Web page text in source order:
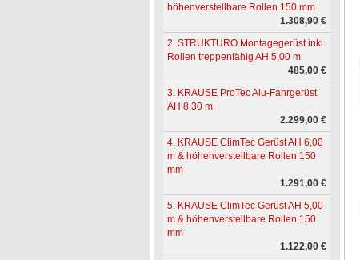
höhenverstellbare Rollen 150 mm
1.308,90 €
2. STRUKTURO Montagegerüst inkl.
Rollen treppenfähig AH 5,00 m
485,00 €
3. KRAUSE ProTec Alu-Fahrgerüst
AH 8,30 m
2.299,00 €
4. KRAUSE ClimTec Gerüst AH 6,00
m & höhenverstellbare Rollen 150
mm
1.291,00 €
5. KRAUSE ClimTec Gerüst AH 5,00
m & höhenverstellbare Rollen 150
mm
1.122,00 €